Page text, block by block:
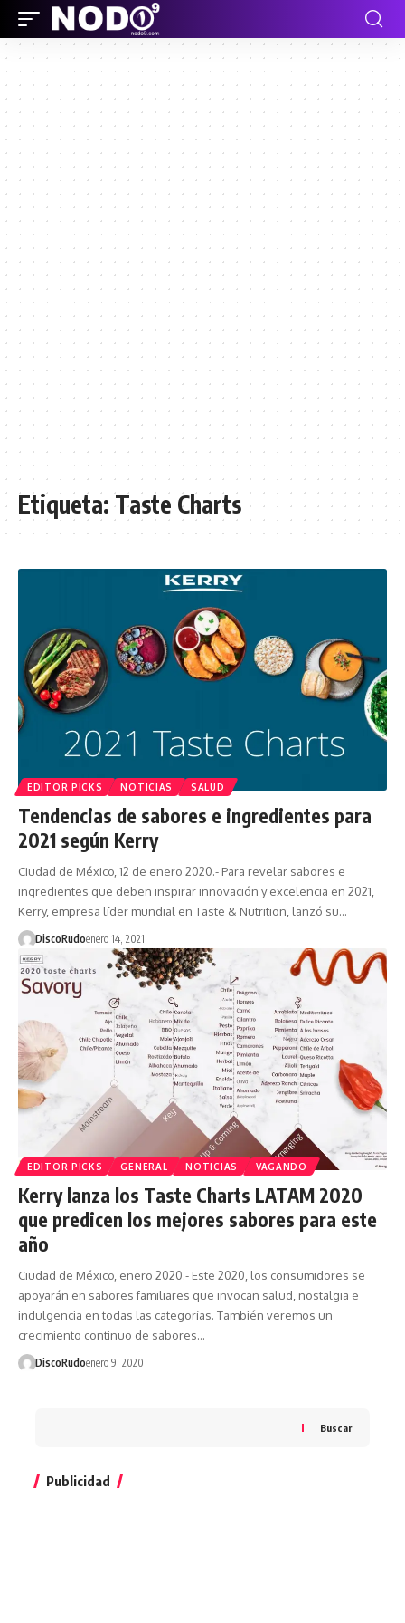
Etiqueta:Taste Charts
EDITOR PICKS NOTICIAS SALUD
Tendencias de sabores e ingredientes para
2021 según Kerry
Ciudad de México, 12 de enero 2020.- Para revelar sabores e
ingredientes que deben inspirar innovación y excelencia en 2021,
Kerry, empresa líder mundial en Taste & Nutrition, lanzó su…
DiscoRudoenero 14, 2021
EDITOR PICKS GENERAL NOTICIAS VAGANDO
Kerry lanza los Taste Charts LATAM 2020
que predicen los mejores sabores para este
año
Ciudad de México, enero 2020.- Este 2020, los consumidores se
apoyarán en sabores familiares que invocan salud, nostalgia e
indulgencia en todas las categorías. También veremos un
crecimiento continuo de sabores…
DiscoRudoenero 9, 2020
Buscar
Publicidad